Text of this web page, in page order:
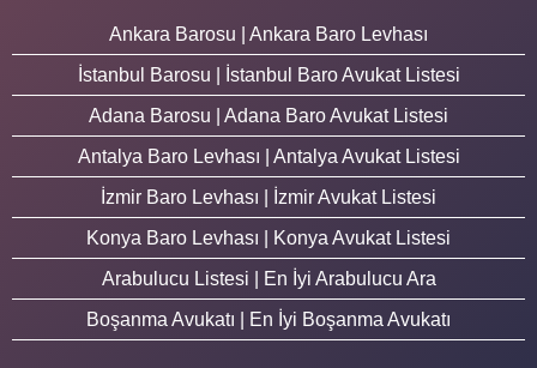
Ankara Barosu | Ankara Baro Levhası
İstanbul Barosu | İstanbul Baro Avukat Listesi
Adana Barosu | Adana Baro Avukat Listesi
Antalya Baro Levhası | Antalya Avukat Listesi
İzmir Baro Levhası | İzmir Avukat Listesi
Konya Baro Levhası | Konya Avukat Listesi
Arabulucu Listesi | En İyi Arabulucu Ara
Boşanma Avukatı | En İyi Boşanma Avukatı